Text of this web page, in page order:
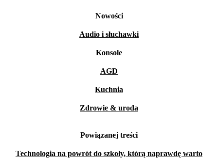
Nowości
Audio i słuchawki
Konsole
AGD
Kuchnia
Zdrowie & uroda
Powiązanej treści
Technologia na powrót do szkoły, którą naprawdę warto